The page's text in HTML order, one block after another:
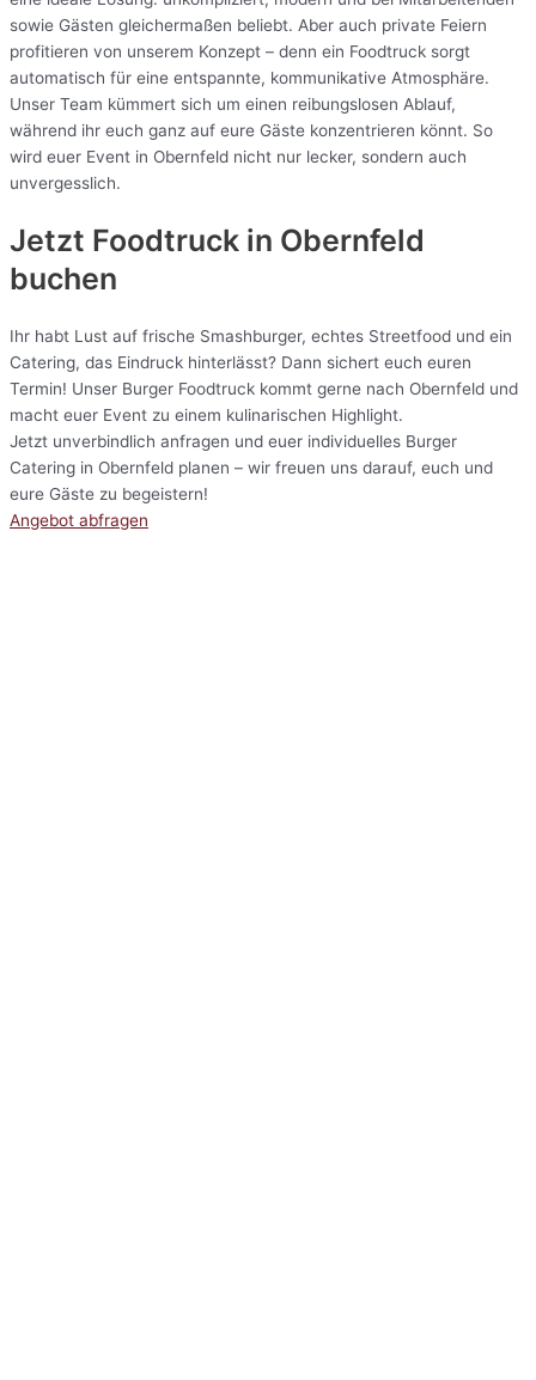
sowie Gästen gleichermaßen beliebt. Aber auch private Feiern
profitieren von unserem Konzept – denn ein Foodtruck sorgt
automatisch für eine entspannte, kommunikative Atmosphäre.
Unser Team kümmert sich um einen reibungslosen Ablauf,
während ihr euch ganz auf eure Gäste konzentrieren könnt. So
wird euer Event in Obernfeld nicht nur lecker, sondern auch
unvergesslich.
Jetzt Foodtruck in Obernfeld
buchen
Ihr habt Lust auf frische Smashburger, echtes Streetfood und ein
Catering, das Eindruck hinterlässt? Dann sichert euch euren
Termin! Unser Burger Foodtruck kommt gerne nach Obernfeld und
macht euer Event zu einem kulinarischen Highlight.
Jetzt unverbindlich anfragen und euer individuelles Burger
Catering in Obernfeld planen – wir freuen uns darauf, euch und
eure Gäste zu begeistern!
Angebot abfragen